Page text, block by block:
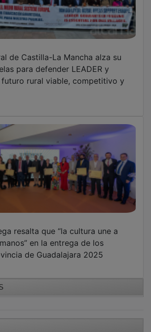
de Castilla-La Mancha alza su
para defender LEADER y
futuro rural viable, competitivo y
resalta que “la cultura une a
en la entrega de los
de Guadalajara 2025